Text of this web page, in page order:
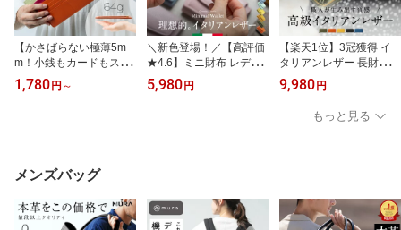
【かさばらない極薄5m
m！小銭もカードもスッ
キリ整う】 長財布 レデ
ィース 本革 財布 サフィ
量 磁気防止 スキミング
防止 ギフト プレゼント
MURA
1,780 円 ～
＼新色登場！／【高評価
★4.6】ミニ財布 レディ
ース 三つ折り 本革 イタ
リアンレザー 手のひらサ
ント MURA
5,980 円
【楽天1位】3冠獲得 イ
タリアンレザー 長財布
レディース レザー 本革
スキミング防止 財布 ウ
ォレット おしゃれ 大容
量 きれいめ シンプル 金
9,980 円
もっと見る
メンズバッグ